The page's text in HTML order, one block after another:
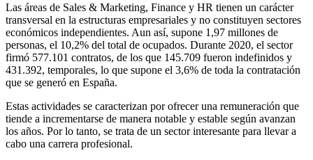
Las áreas de Sales & Marketing, Finance y HR tienen un carácter
transversal en la estructuras empresariales y no constituyen sectores
económicos independientes. Aun así, supone 1,97 millones de
personas, el 10,2% del total de ocupados. Durante 2020, el sector
firmó 577.101 contratos, de los que 145.709 fueron indefinidos y
431.392, temporales, lo que supone el 3,6% de toda la contratación
que se generó en España.
Estas actividades se caracterizan por ofrecer una remuneración que
tiende a incrementarse de manera notable y estable según avanzan
los años. Por lo tanto, se trata de un sector interesante para llevar a
cabo una carrera profesional.